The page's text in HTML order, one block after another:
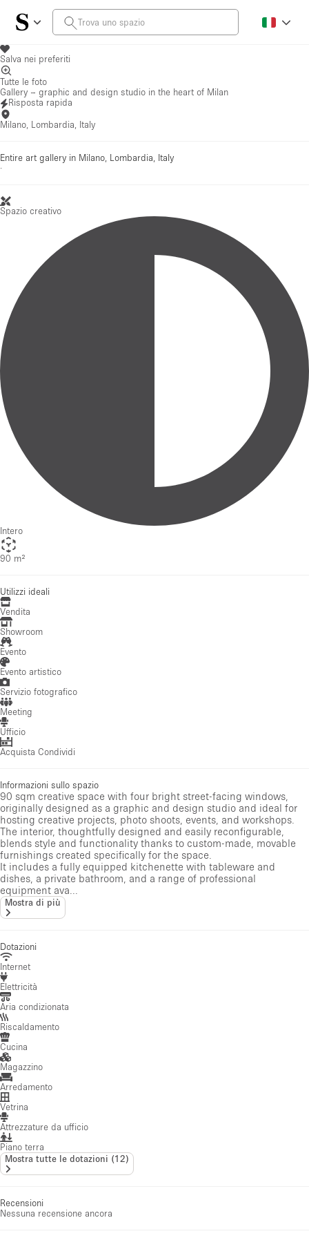
Salva nei preferiti
Tutte le foto
Gallery – graphic and design studio in the heart of Milan
Risposta rapida
Milano, Lombardia, Italy
Entire art gallery in Milano, Lombardia, Italy
·
Spazio creativo
Intero
90 m²
Utilizzi ideali
Vendita
Showroom
Evento
Evento artistico
Servizio fotografico
Meeting
Ufficio
Acquista Condividi
Informazioni sullo spazio
90 sqm creative space with four bright street-facing windows,
originally designed as a graphic and design studio and ideal for
hosting creative projects, photo shoots, events, and workshops.
The interior, thoughtfully designed and easily reconfigurable,
blends style and functionality thanks to custom-made, movable
furnishings created specifically for the space.
It includes a fully equipped kitchenette with tableware and
dishes, a private bathroom, and a range of professional
equipment ava...
Mostra di più
Dotazioni
Internet
Elettricità
Aria condizionata
Riscaldamento
Cucina
Magazzino
Arredamento
Vetrina
Attrezzature da ufficio
Piano terra
Mostra tutte le dotazioni (12)
Recensioni
Nessuna recensione ancora